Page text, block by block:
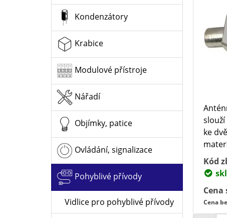
Kondenzátory
Krabice
Modulové přístroje
Nářadí
Objímky, patice
Ovládání, signalizace
Pohyblivé přívody
Vidlice pro pohyblivé přívody
slouží
ke
Kód
Cena
Cena